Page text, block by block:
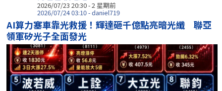
2026/07/23 20:30 - 2 星期前
2026/07/24 03:10 - daniel719
AI算力塞車靠光救援！輝達砸千億點亮暗光纖 聯亞
領軍矽光子全面發光